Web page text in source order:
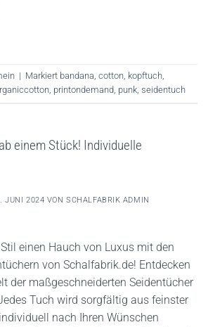
| Markiert bandana, cotton, kopftuch,
, printondemand, punk, seidentuch
einem Stück! Individuelle
JUNI 2024 VONSCHALFABRIK ADMIN
einen Hauch von Luxus mit den
von Schalfabrik.de! Entdecken
der maßgeschneiderten Seidentücher
Tuch wird sorgfältig aus feinster
nach Ihren Wünschen